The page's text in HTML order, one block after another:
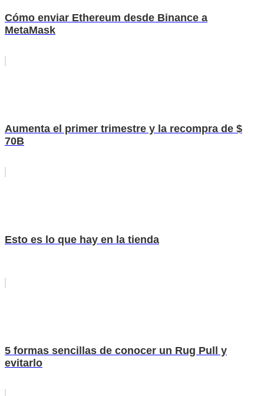
Cómo enviar Ethereum desde Binance a
MetaMask
Aumenta el primer trimestre y la recompra de $
70B
Esto es lo que hay en la tienda
5 formas sencillas de conocer un Rug Pull y
evitarlo